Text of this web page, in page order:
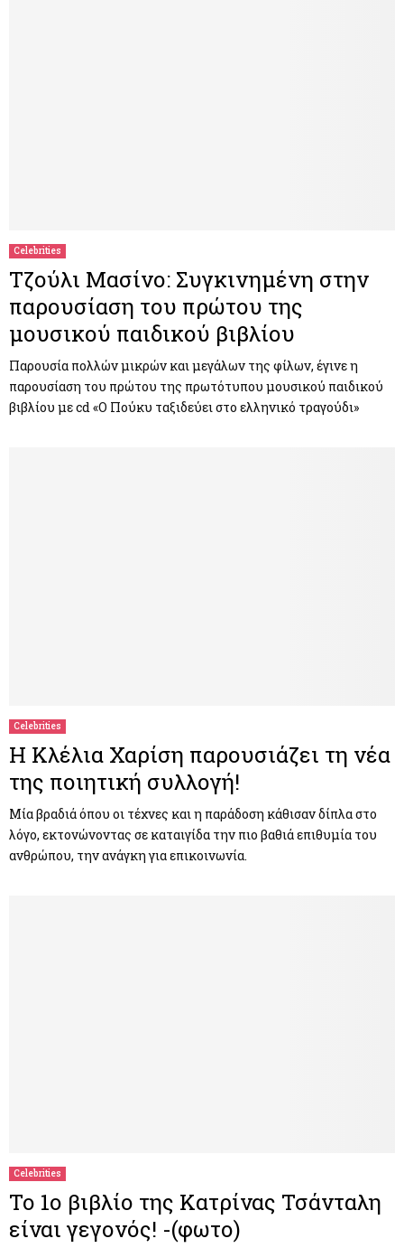
Celebrities
Τζούλι Μασίνο: Συγκινημένη στην
παρουσίαση του πρώτου της
μουσικού παιδικού βιβλίου
Παρουσία πολλών μικρών και μεγάλων της φίλων, έγινε η
παρουσίαση του πρώτου της πρωτότυπου μουσικού παιδικού
βιβλίου με cd «Ο Πούκυ ταξιδεύει στο ελληνικό τραγούδι»
Celebrities
Η Κλέλια Χαρίση παρουσιάζει τη νέα
της ποιητική συλλογή!
Μία βραδιά όπου οι τέχνες και η παράδοση κάθισαν δίπλα στο
λόγο, εκτονώνοντας σε καταιγίδα την πιο βαθιά επιθυμία του
ανθρώπου, την ανάγκη για επικοινωνία.
Celebrities
Το 1ο βιβλίο της Κατρίνας Τσάνταλη
είναι γεγονός! -(φωτο)